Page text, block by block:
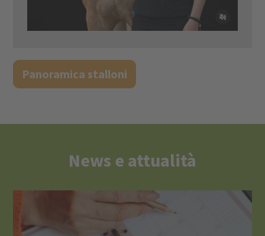
Panoramica stalloni
News e attualità